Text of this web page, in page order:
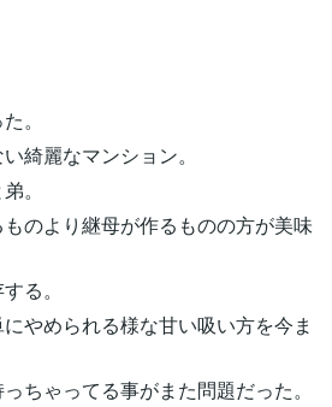
。
綺麗なマンション。
。
のより継母が作るものの方が美味
る。
やめられる様な甘い吸い方を今ま
ちゃってる事がまた問題だった。